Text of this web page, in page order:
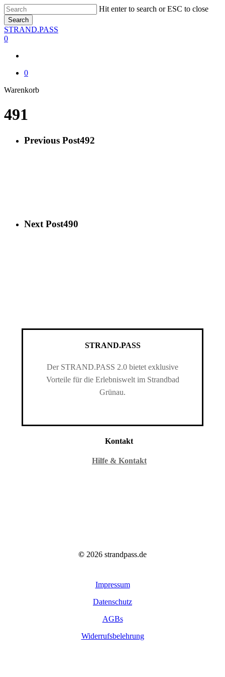
Skip
to
main
content
Hit enter to search or ESC to close
Search
Close
Search
STRAND.PASS
0
0
WarenkorbClose
491
Previous Post492
Next Post490
STRAND.PASS
Der STRAND.PASS 2.0 bietet exklusive
Vorteile für die Erlebniswelt im Strandbad
Grünau.
Kontakt
Hilfe & Kontakt
© 2026 strandpass.de
Impressum
Datenschutz
AGBs
Widerrufsbelehrung